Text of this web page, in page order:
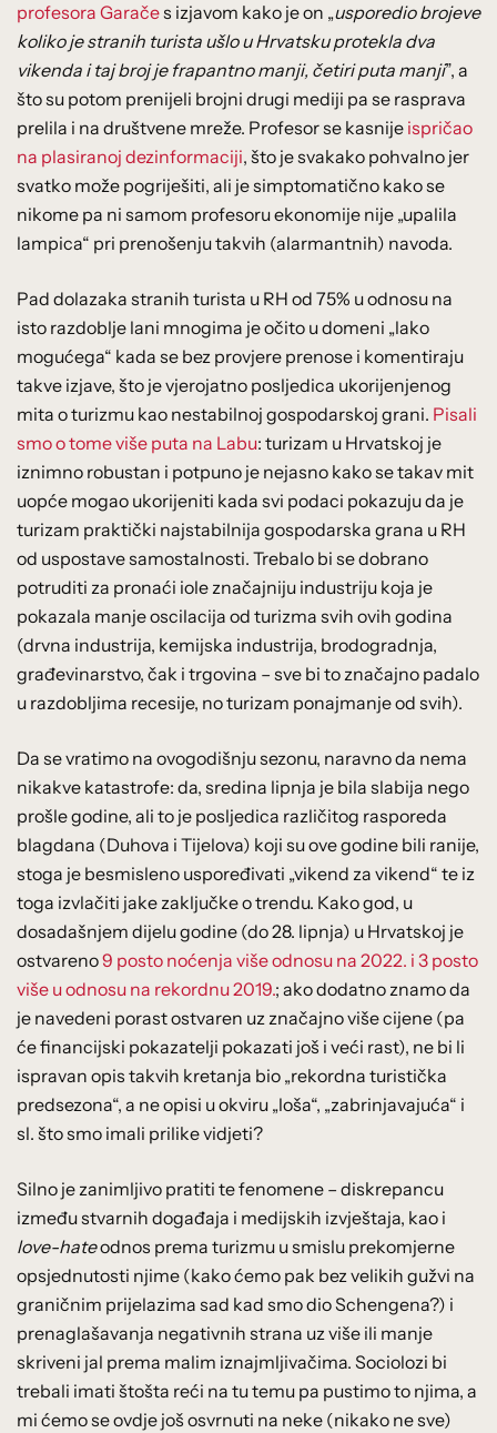
profesora Garačes izjavom kako je on „usporedio brojeve
koliko je stranih turista ušlo u Hrvatsku protekla dva
vikenda i taj broj je frapantno manji, četiri puta manji”, a
što su potom prenijeli brojni drugi mediji pa se rasprava
prelila i na društvene mreže. Profesor se kasnije ispričao
na plasiranoj dezinformaciji, što je svakako pohvalno jer
svatko može pogriješiti, ali je simptomatično kako se
nikome pa ni samom profesoru ekonomije nije „upalila
lampica“ pri prenošenju takvih (alarmantnih) navoda.
Pad dolazaka stranih turista u RH od 75% u odnosu na
isto razdoblje lani mnogima je očito u domeni „lako
mogućega“ kada se bez provjere prenose i komentiraju
takve izjave, što je vjerojatno posljedica ukorijenjenog
mita o turizmu kao nestabilnoj gospodarskoj grani. Pisali
smo o tome više puta na Labu: turizam u Hrvatskoj je
iznimno robustan i potpuno je nejasno kako se takav mit
uopće mogao ukorijeniti kada svi podaci pokazuju da je
turizam praktički najstabilnija gospodarska grana u RH
od uspostave samostalnosti. Trebalo bi se dobrano
potruditi za pronaći iole značajniju industriju koja je
pokazala manje oscilacija od turizma svih ovih godina
(drvna industrija, kemijska industrija, brodogradnja,
građevinarstvo, čak i trgovina – sve bi to značajno padalo
u razdobljima recesije, no turizam ponajmanje od svih).
Da se vratimo na ovogodišnju sezonu, naravno da nema
nikakve katastrofe: da, sredina lipnja je bila slabija nego
prošle godine, ali to je posljedica različitog rasporeda
blagdana (Duhova i Tijelova) koji su ove godine bili ranije,
stoga je besmisleno uspoređivati „vikend za vikend“ te iz
toga izvlačiti jake zaključke o trendu. Kako god, u
dosadašnjem dijelu godine (do 28. lipnja) u Hrvatskoj je
ostvareno9 posto noćenja više odnosu na 2022. i 3 posto
više u odnosu na rekordnu 2019.; ako dodatno znamo da
je navedeni porast ostvaren uz značajno više cijene (pa
će financijski pokazatelji pokazati još i veći rast), ne bi li
ispravan opis takvih kretanja bio „rekordna turistička
predsezona“, a ne opisi u okviru „loša“, „zabrinjavajuća“ i
sl. što smo imali prilike vidjeti?
Silno je zanimljivo pratiti te fenomene – diskrepancu
između stvarnih događaja i medijskih izvještaja, kao i
love-hateodnos prema turizmu u smislu prekomjerne
opsjednutosti njime (kako ćemo pak bez velikih gužvi na
graničnim prijelazima sad kad smo dio Schengena?) i
prenaglašavanja negativnih strana uz više ili manje
skriveni jal prema malim iznajmljivačima. Sociolozi bi
trebali imati štošta reći na tu temu pa pustimo to njima, a
mi ćemo se ovdje još osvrnuti na neke (nikako ne sve)